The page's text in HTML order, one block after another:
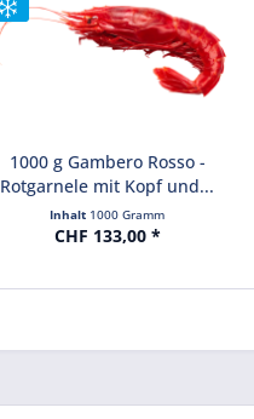
1000 g Gambero Rosso -
Rotgarnele mit Kopf und...
Inhalt 1000 Gramm
CHF 133,00 *